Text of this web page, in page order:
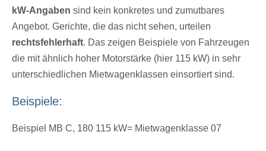
kW-Angaben sind kein konkretes und zumutbares
Angebot. Gerichte, die das nicht sehen, urteilen
rechtsfehlerhaft. Das zeigen Beispiele von Fahrzeugen
die mit ähnlich hoher Motorstärke (hier 115 kW) in sehr
unterschiedlichen Mietwagenklassen einsortiert sind.
Beispiele:
Beispiel MB C, 180 115 kW= Mietwagenklasse 07